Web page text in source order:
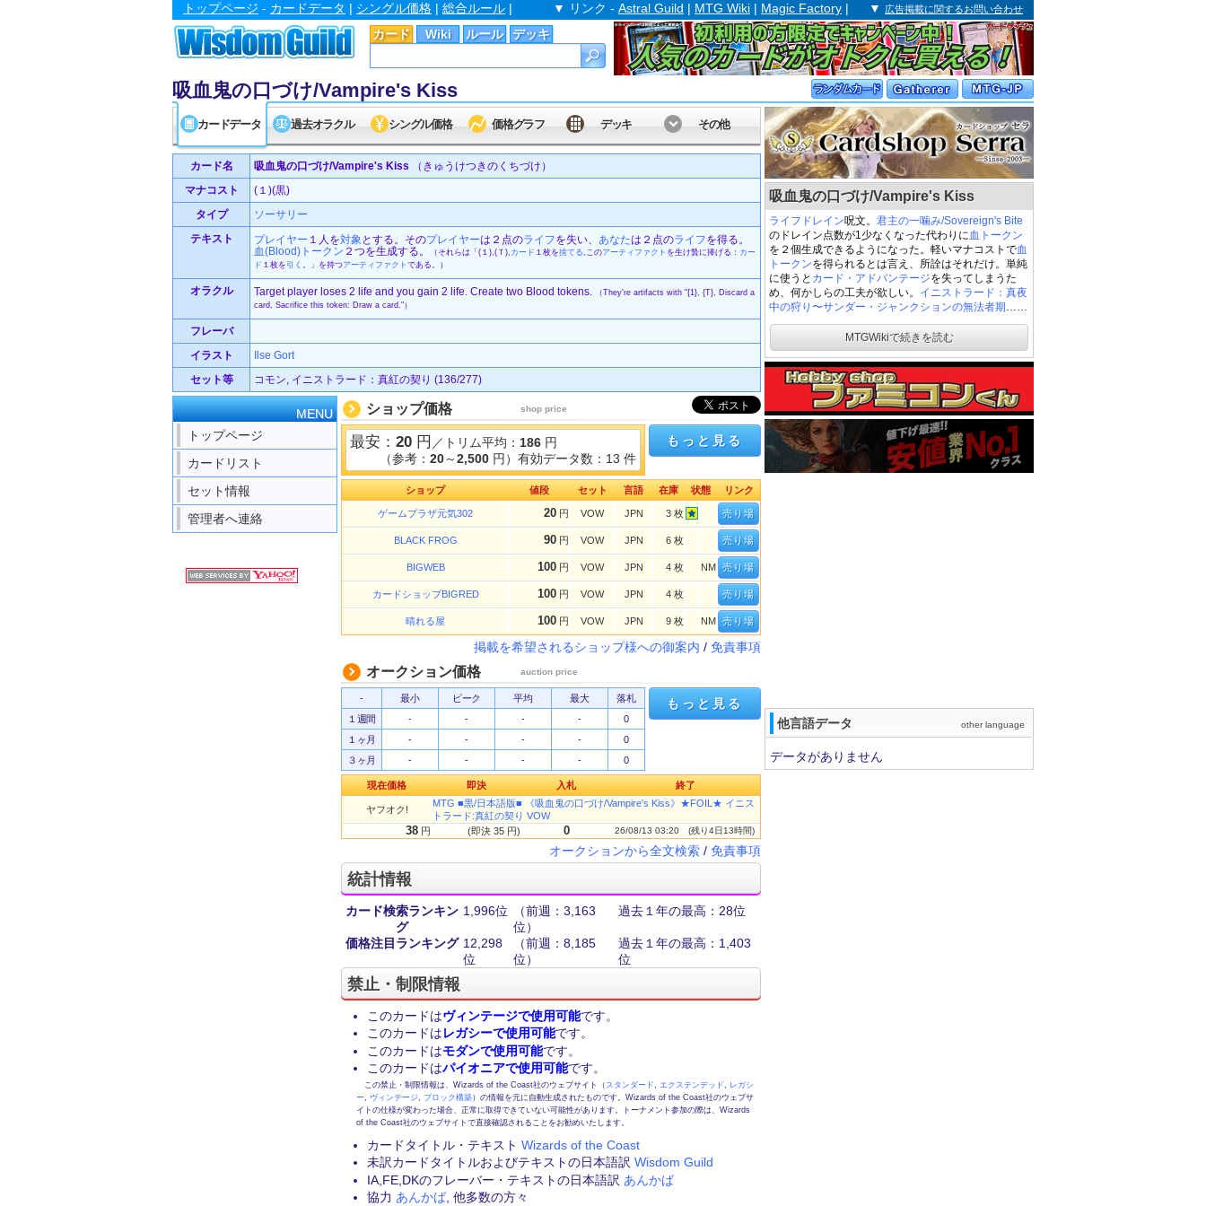
カード Wiki ルール デッキ
トップページ - カードデータ | シングル価格 | 総合ルール | ▼ リンク - Astral Guild | MTG Wiki | Magic Factory | ▼ 広告掲載に関するお問い合わせ
吸血鬼の口づけ/Vampire's Kiss
吸血鬼の口づけ/Vampire's Kiss
ライフ ドレイン呪文。 君主の一噛み/Sovereign's Bite
のドレイン点数が1少なくなった代わりに血 トークン
を２個生成できるようになった。軽いマナコストで血
トークンを得られるとは言え、所詮はそれだけ。単純
に使うと カード・アドバンテージを失ってしまうた
め、何かしらの工夫が欲しい。 イニストラード：真夜
中の狩り〜サンダー・ジャンクションの無法者期……
MTGWikiで続きを読む
他言語データ other language
データがありません
カードデータ 過去オラクル シングル価格 価格グラフ デッキ その他
カード名 吸血鬼の口づけ/Vampire's Kiss （きゅうけつきのくちづけ）
マナコスト
(１)(黒)
タイプ
ソーサリー
テキスト
プレイヤー １人を対象 とする。そのプレイヤーは２点のライフを失い、 あなたは２点のライフを得る。
血(Blood) トークン ２つを生成する。 （それらは「(１),(Ｔ), カード １枚を捨てる,このアーティファクト を生け贄に捧げる： カー
ド １枚を引く 。」を持つアーティファクト である。）
オラクル Target player loses 2 life and you gain 2 life. Create two Blood tokens.
（They're artifacts with "{1}, {T}, Discard a
card, Sacrifice this token: Draw a card."）
フレーバ
イラスト
Ilse Gort
セット等
コモン, イニストラード：真紅の契り (136/277)
MENU
トップページ
カードリスト
セット情報
管理者へ連絡
ショップ価格 shop price
最安： 20 円 ／トリム平均： 186 円
（参考： 20～2,500 円）有効データ数：13 件
もっと見る
ショップ 値段 セット 言語 在庫 状態 リンク
ゲームプラザ元気302 20 円 VOW JPN 3 枚 売り場
BLACK FROG 90 円 VOW JPN 6 枚 売り場
BIGWEB 100 円 VOW JPN 4 枚 NM 売り場
カードショップBIGRED 100 円 VOW JPN 4 枚 売り場
晴れる屋 100 円 VOW JPN 9 枚 NM 売り場
掲載を希望されるショップ様への御案内 / 免責事項
オークション価格 auction price
- 最小 ピーク 平均 最大
落札
１週間
- - - -
0
１ヶ月
- - - -
0
３ヶ月
- - - - 0
もっと見る
現在価格 即決 入札 終了
ヤフオク!
MTG ■黒/日本語版■ 《吸血鬼の口づけ/Vampire's Kiss》★FOIL★ イニス
トラード:真紅の契り VOW
38 円 (即決 35 円) 0 26/08/13 03:20 (残り4日13時間)
オークションから全文検索 / 免責事項
統計情報
カード検索ランキン
グ
1,996位
（前週：3,163
位）
過去１年の最高：28位
価格注目ランキング 12,298
位
（前週：8,185
位）
過去１年の最高：1,403
位
禁止・制限情報
このカードはヴィンテージで使用可能です。
このカードはレガシーで使用可能です。
このカードはモダンで使用可能です。
このカードはパイオニアで使用可能です。
この禁止・制限情報は、Wizards of the Coast社のウェブサイト（ スタンダード エクステンデッド
レガシ
ー
ヴィンテージ ブロック構築）の情報を元に自動生成されたものです。Wizards of the Coast社のウェブサ
イトの仕様が変わった場合、正常に取得できていない可能性があります。トーナメント参加の際は、Wizards
of the Coast社のウェブサイトで直接確認されることをお勧めいたします。
カードタイトル・テキスト Wizards of the Coast
未訳カードタイトルおよびテキストの日本語訳 Wisdom Guild
IA,FE,DKのフレーバー・テキストの日本語訳 あんかば
協力 あんかば, 他多数の方々